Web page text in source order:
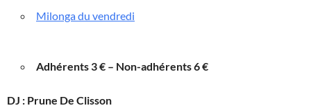
Milonga du vendredi
Adhérents 3 € – Non-adhérents 6 €
DJ : Prune De Clisson